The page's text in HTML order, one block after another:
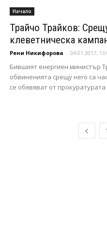
Начало
Трайчо Трайков:
клеветническа
Рени Никифорова - 04.01.2017,
Бившият енергиен министър
обвиненията срещу него са
се обявяват от
1